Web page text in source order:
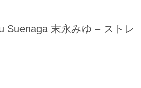
Suenaga 末永みゆ – ストレ